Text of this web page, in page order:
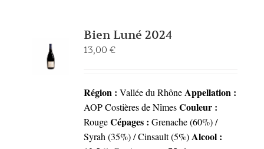
Bien Luné 2024
13,00 €
Région : Vallée du Rhône Appellation :
AOP Costières de Nîmes Couleur :
Rouge Cépages : Grenache (60%) /
Syrah (35%) / Cinsault (5%) Alcool :